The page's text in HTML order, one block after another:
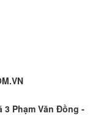
3 Phạm Văn Đồng -